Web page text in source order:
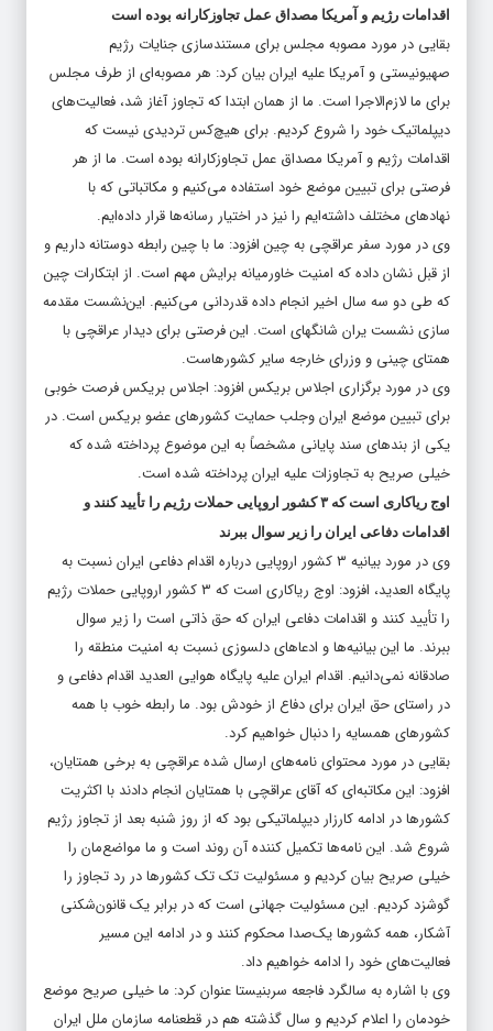
اقدامات رژیم و آمریکا مصداق عمل تجاوزکارانه بوده است
بقایی در مورد مصوبه مجلس برای مستندسازی جنایات رژیم
صهیونیستی و آمریکا علیه ایران بیان کرد: هر مصوبه‌ای از طرف مجلس
برای ما لازم‌الاجرا است. ما از همان ابتدا که تجاوز آغاز شد، فعالیت‌های
دیپلماتیک خود را شروع کردیم. برای هیچ‌کس تردیدی نیست که
اقدامات رژیم و آمریکا مصداق عمل تجاوزکارانه بوده است. ما از هر
فرصتی برای تبیین موضع خود استفاده می‌کنیم و مکاتباتی که با
نهادهای مختلف داشته‌ایم را نیز در اختیار رسانه‌ها قرار داده‌ایم.
وی در مورد سفر عراقچی به چین افزود: ما با چین رابطه دوستانه داریم و
از قبل نشان داده که امنیت خاورمیانه برایش مهم است. از ابتکارات چین
که طی دو سه سال اخیر انجام داده قدردانی می‌کنیم. این‌نشست مقدمه
سازی نشست یران شانگهای است. این فرصتی برای دیدار عراقچی با
همتای چینی و وزرای خارجه سایر کشورهاست.
وی در مورد برگزاری اجلاس بریکس افزود: اجلاس بریکس فرصت خوبی
برای تبیین موضع ایران وجلب حمایت کشورهای عضو بریکس است. در
یکی از بندهای سند پایانی مشخصاً به این موضوع پرداخته شده که
خیلی صریح به تجاوزات علیه ایران پرداخته شده است.
اوج ریاکاری است که ۳ کشور اروپایی حملات رژیم را تأیید کنند و
اقدامات دفاعی ایران را زیر سوال ببرند
وی در مورد بیانیه ۳ کشور اروپایی درباره اقدام دفاعی ایران نسبت به
پایگاه العدید، افزود: اوج ریاکاری است که ۳ کشور اروپایی حملات رژیم
را تأیید کنند و اقدامات دفاعی ایران که حق ذاتی است را زیر سوال
ببرند. ما این بیانیه‌ها و ادعاهای دلسوزی نسبت به امنیت منطقه را
صادقانه نمی‌دانیم. اقدام ایران علیه پایگاه هوایی العدید اقدام دفاعی و
در راستای حق ایران برای دفاع از خودش بود. ما رابطه خوب با همه
کشورهای همسایه را دنبال خواهیم کرد.
بقایی در مورد محتوای نامه‌های ارسال شده عراقچی به برخی همتایان،
افزود: این مکاتبه‌ای که آقای عراقچی با همتایان انجام دادند با اکثریت
کشورها در ادامه کارزار دیپلماتیکی بود که از روز شنبه بعد از تجاوز رژیم
شروع شد. این نامه‌ها تکمیل کننده آن روند است و ما مواضع‌مان را
خیلی صریح بیان کردیم و مسئولیت تک تک کشورها در رد تجاوز را
گوشزد کردیم. این مسئولیت جهانی است که در برابر یک قانون‌شکنی
آشکار، همه کشورها یک‌صدا محکوم کنند و در ادامه این مسیر
فعالیت‌های خود را ادامه خواهیم داد.
وی با اشاره به سالگرد فاجعه سربنیستا عنوان کرد: ما خیلی صریح موضع
خودمان را اعلام کردیم و سال گذشته هم در قطعنامه سازمان ملل ایران